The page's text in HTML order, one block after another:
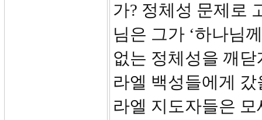
가? 정체성 문제로
님은 그가 ‘하나님
없는 정체성을 깨
라엘 백성들에게
라엘 지도자들은